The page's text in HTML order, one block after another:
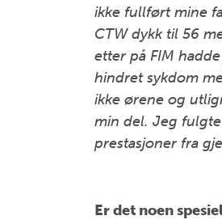
ikke fullført mine
CTW dykk til 56
etter på FIM
hindret sykdom
ikke ørene og
min del. Jeg
prestasjoner fra
Er det noen